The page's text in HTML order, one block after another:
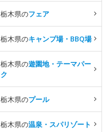
栃木県のフェア
栃木県のキャンプ場・BBQ場
栃木県の遊園地・テーマパー
ク
栃木県のプール
栃木県の温泉・スパリゾート